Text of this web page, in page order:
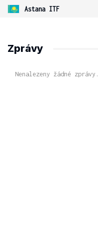
Astana ITF
Zprávy
Nenalezeny žádné zprávy.